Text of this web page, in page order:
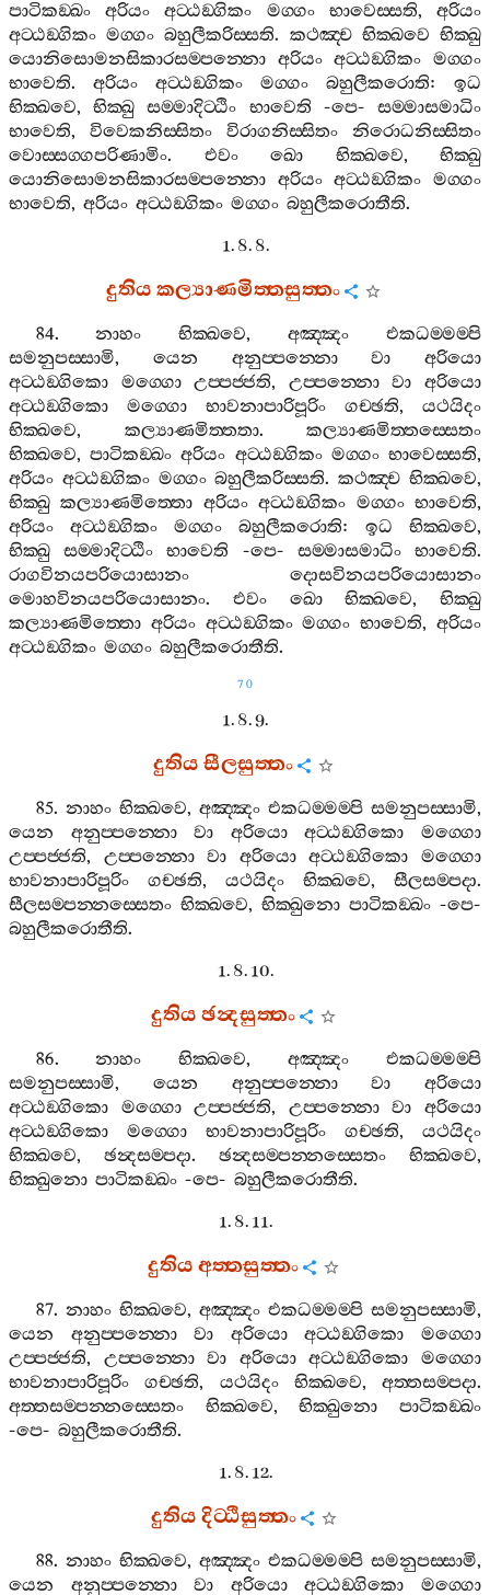
පාටිකඞ‍්ඛං
අරියං අට‍්ඨඞ‍්ගිකං මග‍්ගං භාවෙස‍්සති,අරියං
අට‍්ඨඞ‍්ගිකං මග‍්ගං බහුලීකරිස‍්සති. කථඤ‍්ච භික‍්ඛවෙ භික‍්ඛු
යොනිසොමනසිකාරසම‍්පන‍්නො අරියං අට‍්ඨඞ‍්ගිකං මග‍්ගං
භාවෙති. අරියං අට‍්ඨඞ‍්ගිකං මග‍්ගං බහුලීකරොති: ඉධ
භික‍්ඛවෙ,භික‍්ඛු සම‍්මාදිට‍්ඨිං භාවෙති -පෙ-සම‍්මාසමාධිං
භාවෙති, විවෙකනිස‍්සිතං විරාගනිස‍්සිතං
නිරොධනිස‍්සිතං
වොස‍්සග‍්ගපරිණාමිං. එවං ඛො භික‍්ඛවෙ, භික‍්ඛු
යොනිසොමනසිකාරසම‍්පන‍්නො අරියං අට‍්ඨඞ‍්ගිකං මග‍්ගං
භාවෙති, අරියං අට‍්ඨඞ‍්ගිකං මග‍්ගං බහුලීකරොතීති.
1. 8. 8.
දුතියකල්‍යාණමිත‍්තසුත‍්තං
84.නාහං භික‍්ඛවෙ,අඤ‍්ඤං
එකධම‍්මම‍්පි
සමනුපස‍්සාමි, යෙන අනුප‍්පන‍්නො වා
අරියො
අට‍්ඨඞ‍්ගිකො
මග‍්ගො උප‍්පජ‍්ජති, උප‍්පන‍්නො වා
අරියො
අට‍්ඨඞ‍්ගිකො
මග‍්ගො භාවනාපාරිපූරිං ගච‍්ඡති, යථයිදං
භික‍්ඛවෙ, කල්‍යාණමිත‍්තතා. කල්‍යාණමිත‍්තස‍්සෙතං
භික‍්ඛවෙ,පාටිකඞ‍්ඛං අරියං අට‍්ඨඞ‍්ගිකං මග‍්ගං භාවෙස‍්සති,
අරියං අට‍්ඨඞ‍්ගිකං මග‍්ගං බහුලීකරිස‍්සති.කථඤ‍්ච භික‍්ඛවෙ,
භික‍්ඛු කල්‍යාණමිත‍්තො අරියං අට‍්ඨඞ‍්ගිකං මග‍්ගං භාවෙති,
අරියං
අට‍්ඨඞ‍්ගිකං මග‍්ගං බහුලීකරොති: ඉධ භික‍්ඛවෙ,
භික‍්ඛු
සම‍්මාදිට‍්ඨිං භාවෙති -පෙ- සම‍්මාසමාධිං භාවෙති.
රාගවිනයපරියොසානං
දොසවිනයපරියොසානං
මොහවිනයපරියොසානං. එවං ඛො භික‍්ඛවෙ, භික‍්ඛු
කල්‍යාණමිත‍්තො අරියං අට‍්ඨඞ‍්ගිකං මග‍්ගං භාවෙති,අරියං
අට‍්ඨඞ‍්ගිකං මග‍්ගං බහුලීකරොතීති.
70
1. 8. 9.
දුතියසීලසුත‍්තං
85. නාහං භික‍්ඛවෙ, අඤ‍්ඤං එකධම‍්මම‍්පි සමනුපස‍්සාමි,
යෙන
අනුප‍්පන‍්නො වා අරියො අට‍්ඨඞ‍්ගිකො
මග‍්ගො
උප‍්පජ‍්ජති, උප‍්පන‍්නො වා අරියො අට‍්ඨඞ‍්ගිකො
මග‍්ගො
භාවනාපාරිපූරිං
ගච‍්ඡති, යථයිදං භික‍්ඛවෙ, සීලසම‍්පදා.
සීලසම‍්පන‍්නස‍්සෙතං භික‍්ඛවෙ, භික‍්ඛුනො පාටිකඞ‍්ඛං -පෙ-
බහුලීකරොතීති.
1. 8. 10.
දුතියඡන්‍දසුත‍්තං
86.නාහං භික‍්ඛවෙ,අඤ‍්ඤං
එකධම‍්මම‍්පි
සමනුපස‍්සාමි, යෙන අනුප‍්පන‍්නො වා
අරියො
අට‍්ඨඞ‍්ගිකො
මග‍්ගො උප‍්පජ‍්ජති, උප‍්පන‍්නො වා
අරියො
අට‍්ඨඞ‍්ගිකො
මග‍්ගො භාවනාපාරිපූරිං ගච‍්ඡති, යථයිදං
භික‍්ඛවෙ, ඡන්‍දසම‍්පදා. ඡන්‍දසම‍්පන‍්නස‍්සෙතං භික‍්ඛවෙ,
භික‍්ඛුනො පාටිකඞ‍්ඛං -පෙ- බහුලීකරොතීති.
1. 8. 11.
දුතියඅත‍්තසුත‍්තං
87. නාහං භික‍්ඛවෙ, අඤ‍්ඤං එකධම‍්මම‍්පි සමනුපස‍්සාමි,
යෙන
අනුප‍්පන‍්නො වා අරියො අට‍්ඨඞ‍්ගිකො
මග‍්ගො
උප‍්පජ‍්ජති, උප‍්පන‍්නො වා අරියො අට‍්ඨඞ‍්ගිකො
මග‍්ගො
භාවනාපාරිපූරිං
ගච‍්ඡති, යථයිදං භික‍්ඛවෙ, අත‍්තසම‍්පදා.
අත‍්තසම‍්පන‍්නස‍්සෙතං
භික‍්ඛවෙ,භික‍්ඛුනො
පාටිකඞ‍්ඛං
-පෙ- බහුලීකරොතීති.
1. 8. 12.
දුතියදිට‍්ඨිසුත‍්තං
88. නාහං භික‍්ඛවෙ, අඤ‍්ඤං එකධම‍්මම‍්පි සමනුපස‍්සාමි,
යෙන
අනුප‍්පන‍්නො වා අරියො අට‍්ඨඞ‍්ගිකො මග‍්ගො